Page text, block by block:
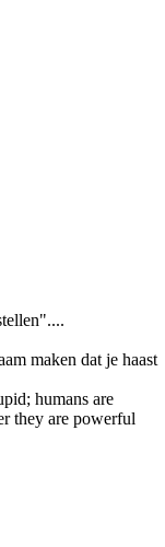
maken dat je haast
humans are
they are powerful